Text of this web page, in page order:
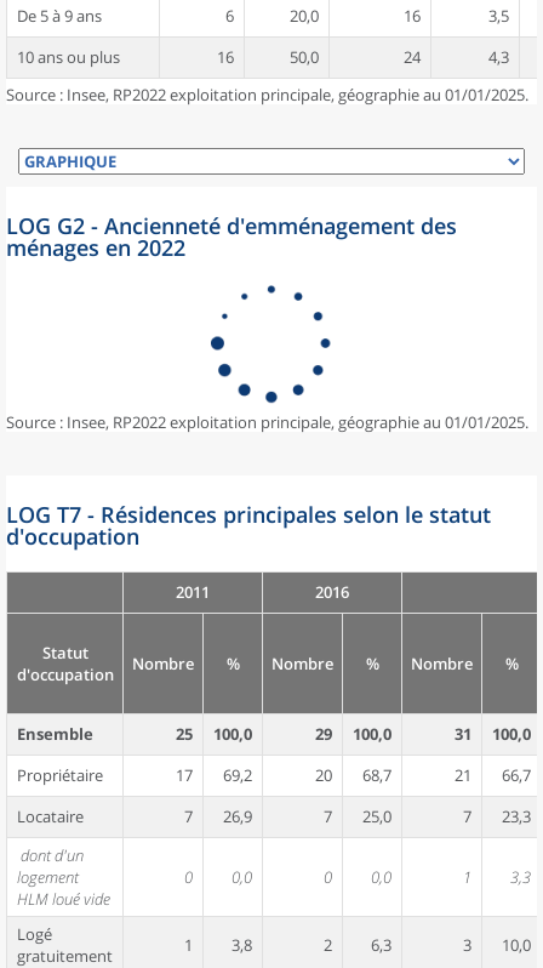
De 5 à 9 ans
6 20,0 16
3,5
10 ans ou plus
16 50,0 24
4,3
Source : Insee, RP2022 exploitation principale, géographie au 01/01/2025.
LOG G2 - Ancienneté d'emménagement des
ménages en 2022
Source : Insee, RP2022 exploitation principale, géographie au 01/01/2025.
LOG T7 - Résidences principales selon le statut
d'occupation
2011 2016
Statut
d'occupation
Nombre % Nombre % Nombre %
Ensemble 25 100,0 29 100,0 31
100,0
Propriétaire
17 69,2 20 68,7 21
66,7
Locataire
7 26,9 7 25,0 7
23,3
dont d'un
logement
HLM loué vide
0 0,0 0 0,0 1 3,3
Logé
gratuitement
1 3,8 2 6,3 3 10,0